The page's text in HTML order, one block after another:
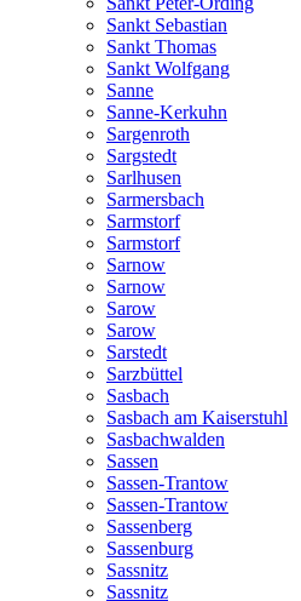
Sankt Sebastian
Sankt Thomas
Sankt Wolfgang
Sanne
Sanne-Kerkuhn
Sargenroth
Sargstedt
Sarlhusen
Sarmersbach
Sarmstorf
Sarmstorf
Sarnow
Sarnow
Sarow
Sarow
Sarstedt
Sarzbüttel
Sasbach
Sasbach am Kaiserstuhl
Sasbachwalden
Sassen
Sassen-Trantow
Sassen-Trantow
Sassenberg
Sassenburg
Sassnitz
Sassnitz